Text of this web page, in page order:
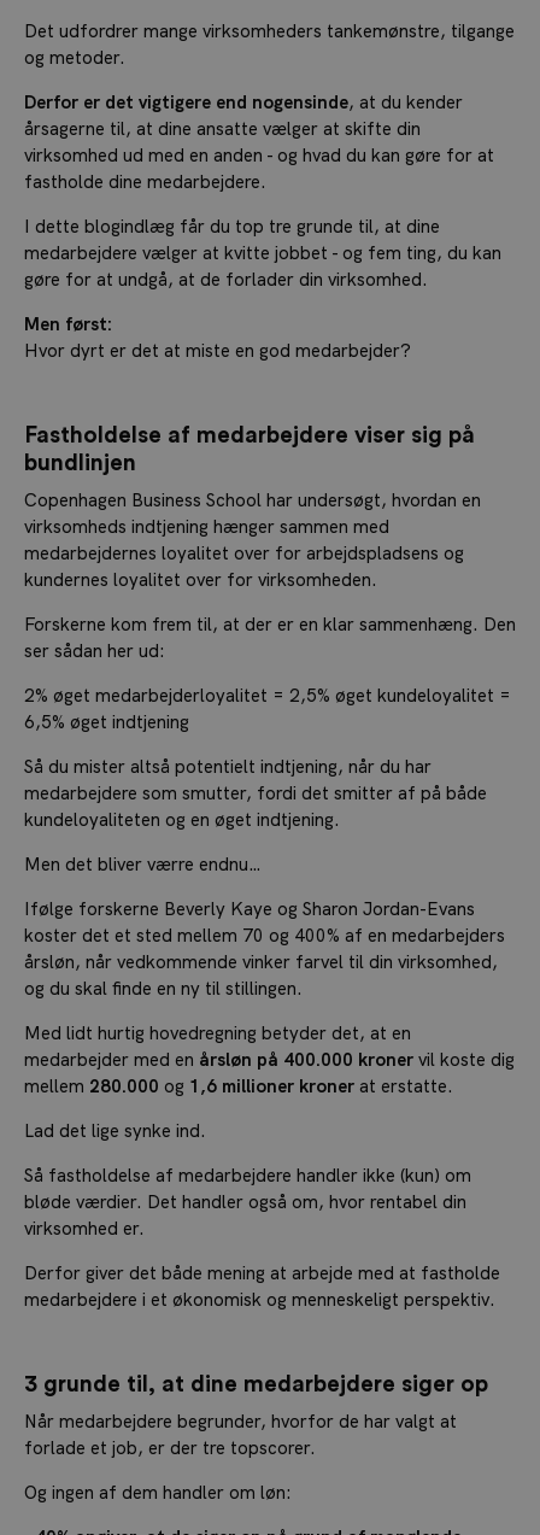
Det udfordrer mange virksomheders tankemønstre, tilgange
og metoder.
Derfor er det vigtigere end nogensinde, at du kender
årsagerne til, at dine ansatte vælger at skifte din
virksomhed ud med en anden - og hvad du kan gøre for at
fastholde dine medarbejdere.
I dette blogindlæg får du top tre grunde til, at dine
medarbejdere vælger at kvitte jobbet - og fem ting, du kan
gøre for at undgå, at de forlader din virksomhed.
Men først:
Hvor dyrt er det at miste en god medarbejder?
Fastholdelse af medarbejdere viser sig på
bundlinjen
Copenhagen Business School har undersøgt, hvordan en
virksomheds indtjening hænger sammen med
medarbejdernes loyalitet over for arbejdspladsens og
kundernes loyalitet over for virksomheden.
Forskerne kom frem til, at der er en klar sammenhæng. Den
ser sådan her ud:
2% øget medarbejderloyalitet = 2,5% øget kundeloyalitet =
6,5% øget indtjening
Så du mister altså potentielt indtjening, når du har
medarbejdere som smutter, fordi det smitter af på både
kundeloyaliteten og en øget indtjening.
Men det bliver værre endnu…
Ifølge forskerne Beverly Kaye og Sharon Jordan-Evans
koster det et sted mellem 70 og 400% af en medarbejders
årsløn, når vedkommende vinker farvel til din virksomhed,
og du skal finde en ny til stillingen.
Med lidt hurtig hovedregning betyder det, at en
medarbejder med en årsløn på 400.000 kroner vil koste dig
mellem 280.000 og 1,6 millioner kroner at erstatte.
Lad det lige synke ind.
Så fastholdelse af medarbejdere handler ikke (kun) om
bløde værdier. Det handler også om, hvor rentabel din
virksomhed er.
Derfor giver det både mening at arbejde med at fastholde
medarbejdere i et økonomisk og menneskeligt perspektiv.
3 grunde til, at dine medarbejdere siger op
Når medarbejdere begrunder, hvorfor de har valgt at
forlade et job, er der tre topscorer.
Og ingen af dem handler om løn: